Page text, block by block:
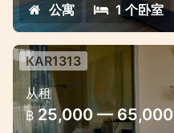
公寓 1 个卧室
KAR1313
从租
฿ 25,000 — 65,000